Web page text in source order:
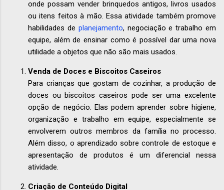
onde possam vender brinquedos antigos, livros usados
ou itens feitos à mão. Essa atividade também promove
habilidades de planejamento, negociação e trabalho em
equipe, além de ensinar como é possível dar uma nova
utilidade a objetos que não são mais usados.
Venda de Doces e Biscoitos Caseiros
Para crianças que gostam de cozinhar, a produção de
doces ou biscoitos caseiros pode ser uma excelente
opção de negócio. Elas podem aprender sobre higiene,
organização e trabalho em equipe, especialmente se
envolverem outros membros da família no processo.
Além disso, o aprendizado sobre controle de estoque e
apresentação de produtos é um diferencial nessa
atividade.
Criação de Conteúdo Digital